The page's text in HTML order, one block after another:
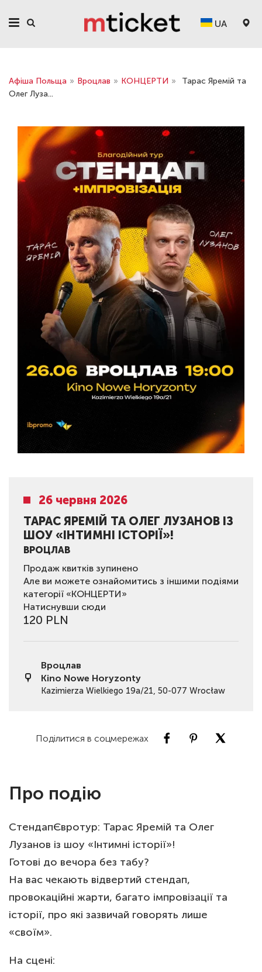
UA
Афіша Польща » Вроцлав » КОНЦЕРТИ »
Тарас Яремій та
Олег Луза...
26 червня 2026
ТАРАС ЯРЕМІЙ ТА ОЛЕГ ЛУЗАНОВ ІЗ
ШОУ «ІНТИМНІ ІСТОРІЇ»!
ВРОЦЛАВ
Продаж квитків зупинено
Але ви можете ознайомитись з іншими подіями
категорії «КОНЦЕРТИ»
Натиснувши сюди
120 PLN
Вроцлав
Kino Nowe Horyzonty
Kazimierza Wielkiego 19a/21, 50-077 Wrocław
Поділитися в соцмережах
Про подію
СтендапЄвротур: Тарас Яремій та Олег
Лузанов із шоу «Інтимні історії»!
Готові до вечора без табу?
На вас чекають відвертий стендап,
провокаційні жарти, багато імпровізації та
історії, про які зазвичай говорять лише
«своїм».
На сцені: